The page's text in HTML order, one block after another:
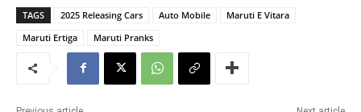
TAGS 2025 Releasing Cars Auto Mobile
Maruti E Vitara
Maruti Ertiga
Maruti Pranks